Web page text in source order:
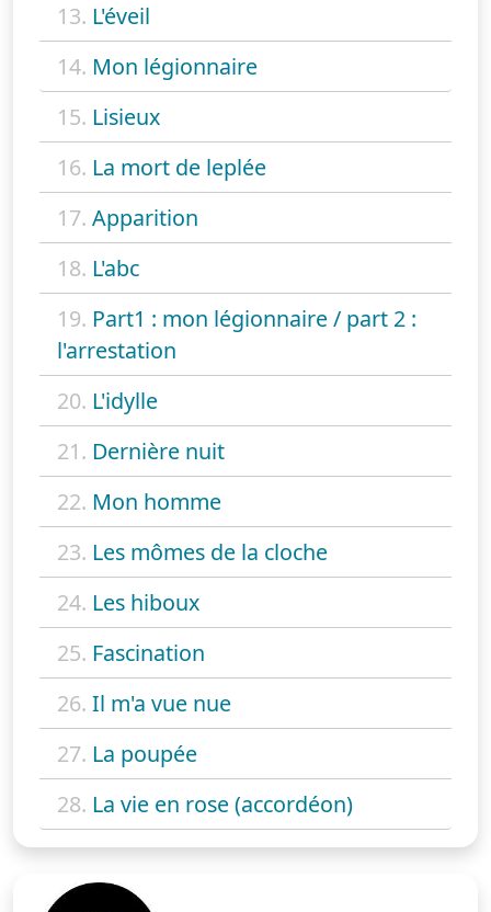
13. L'éveil
14. Mon légionnaire
15. Lisieux
16. La mort de leplée
17. Apparition
18. L'abc
19. Part1 : mon légionnaire / part 2 :
l'arrestation
20. L'idylle
21. Dernière nuit
22. Mon homme
23. Les mômes de la cloche
24. Les hiboux
25. Fascination
26. Il m'a vue nue
27. La poupée
28. La vie en rose (accordéon)